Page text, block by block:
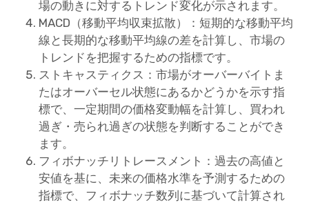
場の動きに対するトレンド変化が示されます。
MACD（移動平均収束拡散）：短期的な移動平均
線と長期的な移動平均線の差を計算し、市場の
トレンドを把握するための指標です。
ストキャスティクス：市場がオーバーバイトま
たはオーバーセル状態にあるかどうかを示す指
標で、一定期間の価格変動幅を計算し、買われ
過ぎ・売られ過ぎの状態を判断することができ
ます。
フィボナッチリトレースメント：過去の高値と
安値を基に、未来の価格水準を予測するための
指標で、フィボナッチ数列に基づいて計算され